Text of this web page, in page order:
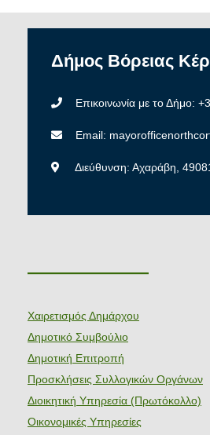
Δήμος Βόρειας
Επικοινωνία με το Δήμο:
Email:
Διεύθυνση: Αχαράβη,
———————
Χαιρετισμός Δημάρχου
Δημοτικό Συμβούλιο
Δημοτική Επιτροπή
Προσκλήσεις Συλλογικών Οργάνων
Διοικητική Υπηρεσία (Πρωτόκολλο)
Οικονομικές Υπηρεσίες